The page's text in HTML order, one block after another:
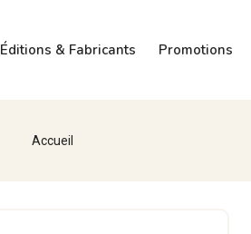
Éditions & Fabricants Promotions
Accueil